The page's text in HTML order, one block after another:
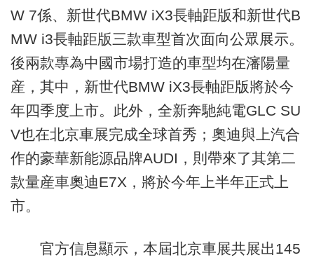
W 7係、新世代BMW iX3長軸距版和新世代B
MW i3長軸距版三款車型首次面向公眾展示。
後兩款專為中國市場打造的車型均在瀋陽量
産，其中，新世代BMW iX3長軸距版將於今
年四季度上市。此外，全新奔馳純電GLC SU
V也在北京車展完成全球首秀；奧迪與上汽合
作的豪華新能源品牌AUDI，則帶來了其第二
款量産車奧迪E7X，將於今年上半年正式上
市。
官方信息顯示，本屆北京車展共展出145